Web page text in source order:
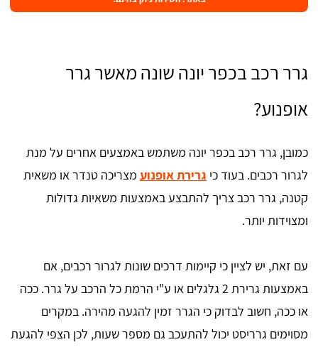
גרר רכב בכפר יונה שונה מאשר גרר
אופנוע?
כמובן, גרר רכב בכפר יונה משתמש באמצעים אחרים על מנת
לגרור רכבים. בעוד כי גרירת אופנוע מצריכה טנדר או משאית
קטנה, גרר רכב צריך להתבצע באמצעות משאיות גדולות
ומצוידות יותר.
עם זאת, יש לציין כי קיימות דרכים שונות לגרור רכבים, אם
באמצעות גרירת 2 גלגלים או ע"י הרמת כל הרכב על גרר. ככה
או ככה, חשוב לבדוק כי הגרר זמין להגעה מהירה. במקרים
מסוימים גרריסט יכול להתעכב גם מספר שעות, לכן הצפי להגעת